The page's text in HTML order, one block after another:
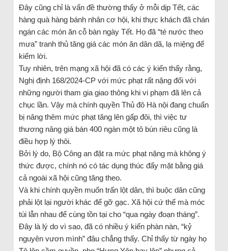
Đây cũng chỉ là vấn đề thường thấy ở mỗi dịp Tết, các
hàng quà hàng bánh nhân cơ hội, khi thực khách đã chán
ngán các món ăn cỗ bàn ngày Tết. Họ đã “té nước theo
mưa” tranh thủ tăng giá các món ăn dân dã, lạ miệng để
kiếm lời.
Tuy nhiên, trên mạng xã hội đã có các ý kiến thấy rằng,
Nghị định 168/2024-CP với mức phạt rất nặng đối với
những người tham gia giao thông khi vi phạm đã lên cả
chục lần. Vậy mà chính quyền Thủ đô Hà nội đang chuẩn
bị nâng thêm mức phạt tăng lên gấp đôi, thì việc tư
thương nâng giá bán 400 ngàn một tô bún riêu cũng là
điều hợp lý thôi.
Bởi lý do, Bộ Công an đặt ra mức phạt nặng mà không ý
thức được, chính nó có tác dụng thúc đẩy mặt bằng giá
cả ngoài xã hội cũng tăng theo.
Và khi chính quyền muốn trấn lột dân, thì buộc dân cũng
phải lột lại người khác để gỡ gạc. Xã hội cứ thế mà móc
túi lẫn nhau để cùng tồn tại cho “qua ngày đoạn tháng”.
Đây là lý do vì sao, đã có nhiều ý kiến phàn nàn, “kỷ
nguyên vươn mình” đâu chẳng thấy. Chỉ thấy từ ngày họ